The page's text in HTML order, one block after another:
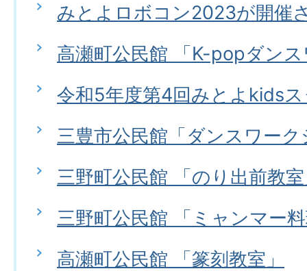
みとよロボコン2023が開催
高瀬町公民館 「K-popダン
令和5年度第4回みとよkids
三豊市公民館「ダンスワー
三野町公民館 「のり出前教
三野町公民館 「ミャンマー
高瀬町公民館 「篆刻教室」